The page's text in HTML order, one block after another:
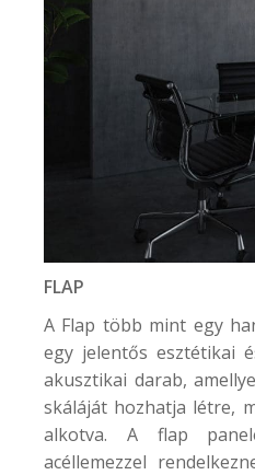
FLAP
A Flap több mint egy
egy jelentős esztétikai
akusztikai darab,
skáláját hozhatja létre,
alkotva. A flap
acéllemezzel